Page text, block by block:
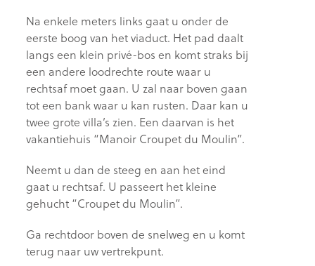
Na enkele meters links gaat u onder de
eerste boog van het viaduct. Het pad daalt
langs een klein privé-bos en komt straks bij
een andere loodrechte route waar u
rechtsaf moet gaan. U zal naar boven gaan
tot een bank waar u kan rusten. Daar kan u
twee grote villa’s zien. Een daarvan is het
vakantiehuis “Manoir Croupet du Moulin”.
Neemt u dan de steeg en aan het eind
gaat u rechtsaf. U passeert het kleine
gehucht “Croupet du Moulin”.
Ga rechtdoor boven de snelweg en u komt
terug naar uw vertrekpunt.